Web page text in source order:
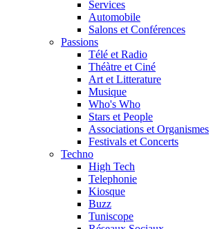
Services
Automobile
Salons et Conférences
Passions
Télé et Radio
Théàtre et Ciné
Art et Litterature
Musique
Who's Who
Stars et People
Associations et Organismes
Festivals et Concerts
Techno
High Tech
Telephonie
Kiosque
Buzz
Tuniscope